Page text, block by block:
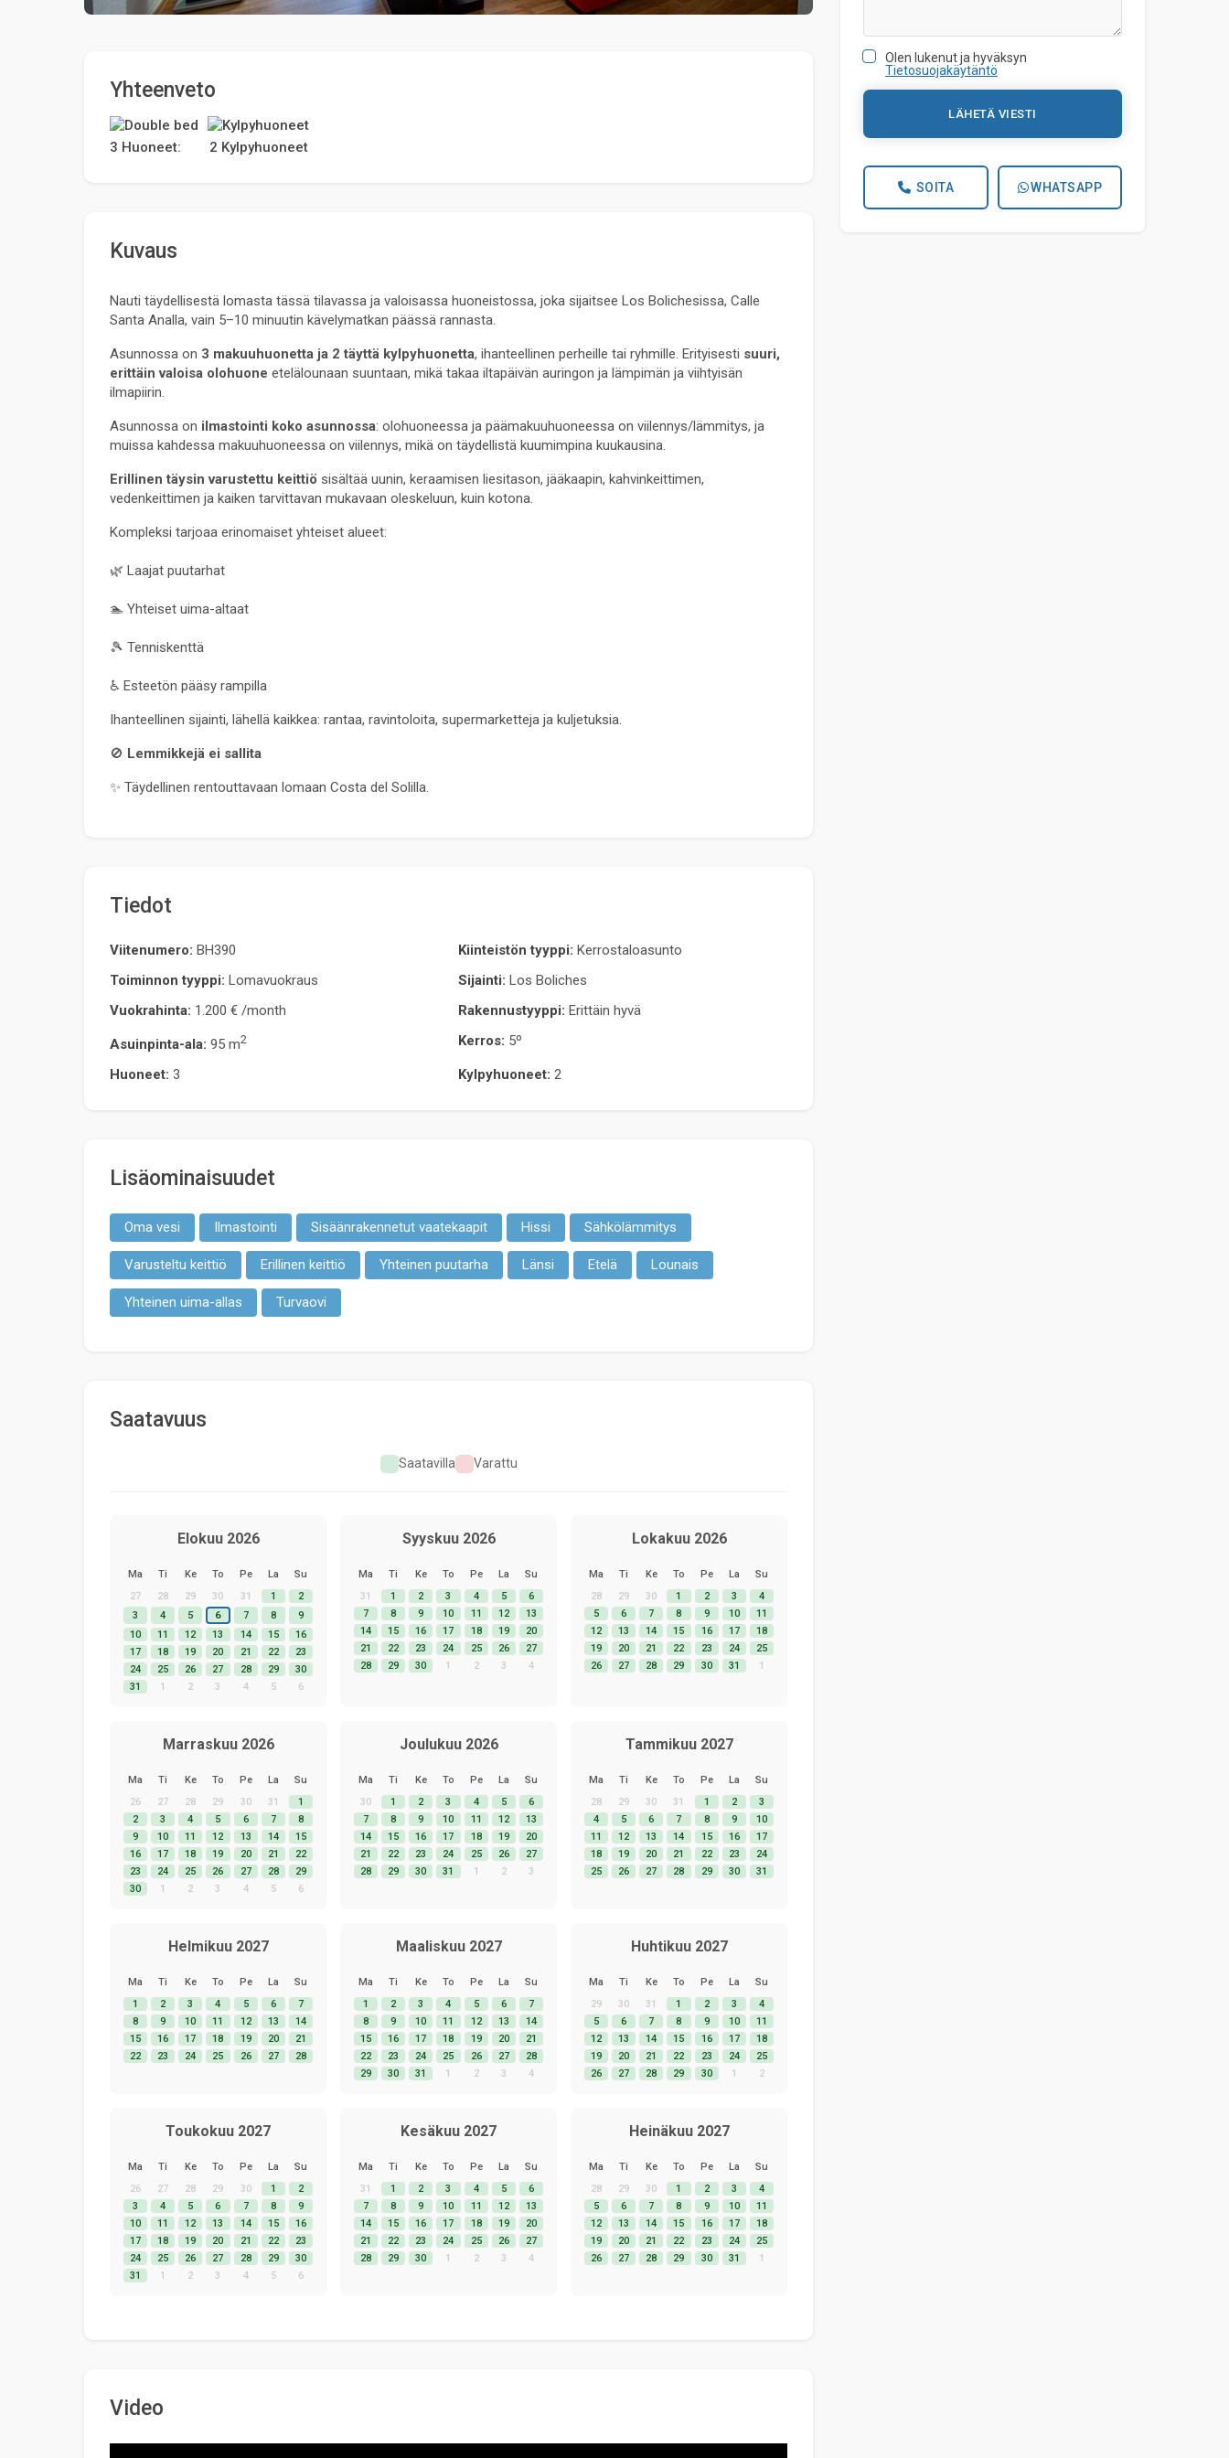
Yhteenveto
3 Huoneet: 2 Kylpyhuoneet
Kuvaus
Nauti täydellisestä lomasta tässä tilavassa ja valoisassa huoneistossa, joka sijaitsee Los Bolichesissa, Calle
Santa Analla, vain 5–10 minuutin kävelymatkan päässä rannasta.
Asunnossa on 3 makuuhuonetta ja 2 täyttä kylpyhuonetta, ihanteellinen perheille tai ryhmille. Erityisesti suuri,
erittäin valoisa olohuone etelälounaan suuntaan, mikä takaa iltapäivän auringon ja lämpimän ja viihtyisän
ilmapiirin.
Asunnossa on ilmastointi koko asunnossa: olohuoneessa ja päämakuuhuoneessa on viilennys/lämmitys, ja
muissa kahdessa makuuhuoneessa on viilennys, mikä on täydellistä kuumimpina kuukausina.
Erillinen täysin varustettu keittiö sisältää uunin, keraamisen liesitason, jääkaapin, kahvinkeittimen,
vedenkeittimen ja kaiken tarvittavan mukavaan oleskeluun, kuin kotona.
Kompleksi tarjoaa erinomaiset yhteiset alueet:
🌿 Laajat puutarhat
🏊 Yhteiset uima-altaat
🎾 Tenniskenttä
♿ Esteetön pääsy rampilla
Ihanteellinen sijainti, lähellä kaikkea: rantaa, ravintoloita, supermarketteja ja kuljetuksia.
🚫 Lemmikkejä ei sallita
✨ Täydellinen rentouttavaan lomaan Costa del Solilla.
Tiedot
Viitenumero: BH390 Kiinteistön tyyppi: Kerrostaloasunto
Toiminnon tyyppi: Lomavuokraus Sijainti: Los Boliches
Vuokrahinta: 1.200 € /month Rakennustyyppi: Erittäin hyvä
Asuinpinta-ala: 95 m2 Kerros: 5º
Huoneet: 3 Kylpyhuoneet: 2
Lisäominaisuudet
Oma vesi Ilmastointi Sisäänrakennetut vaatekaapit Hissi Sähkölämmitys
Varusteltu keittiö Erillinen keittiö Yhteinen puutarha Länsi Etelä Lounais
Yhteinen uima-allas Turvaovi
Saatavuus
Saatavilla Varattu
Elokuu 2026
Ma Ti Ke To Pe La
Su
27
28 29 30 31 1
2
3
4 5 6 7 8
9
10
11 12 13 14 15
16
17
18 19 20 21 22
23
24
25 26 27 28 29
30
31
1 2 3 4 5 6
Syyskuu 2026
Ma Ti Ke To Pe La
Su
31
1 2 3 4 5
6
7
8 9 10 11 12
13
14
15 16 17 18 19
20
21
22 23 24 25 26
27
28
29 30 1 2 3 4
Lokakuu 2026
Ma Ti Ke To Pe La
Su
28
29 30 1 2 3
4
5
6 7 8 9 10
11
12
13 14 15 16 17
18
19
20 21 22 23 24
25
26
27 28 29 30 31 1
Marraskuu 2026
Ma Ti Ke To Pe La
Su
26
27 28 29 30 31
1
2
3 4 5 6 7
8
9
10 11 12 13 14
15
16
17 18 19 20 21
22
23
24 25 26 27 28
29
30
1 2 3 4 5 6
Joulukuu 2026
Ma Ti Ke To Pe La
Su
30
1 2 3 4 5
6
7
8 9 10 11 12
13
14
15 16 17 18 19
20
21
22 23 24 25 26
27
28
29 30 31 1 2 3
Tammikuu 2027
Ma Ti Ke To Pe La
Su
28
29 30 31 1 2
3
4
5 6 7 8 9
10
11
12 13 14 15 16
17
18
19 20 21 22 23
24
25
26 27 28 29 30 31
Helmikuu 2027
Ma Ti Ke To Pe La
Su
1
2 3 4 5 6
7
8
9 10 11 12 13
14
15
16 17 18 19 20
21
22
23 24 25 26 27 28
Maaliskuu 2027
Ma Ti Ke To Pe La
Su
1
2 3 4 5 6
7
8
9 10 11 12 13
14
15
16 17 18 19 20
21
22
23 24 25 26 27
28
29
30 31 1 2 3 4
Huhtikuu 2027
Ma Ti Ke To Pe La
Su
29
30 31 1 2 3
4
5
6 7 8 9 10
11
12
13 14 15 16 17
18
19
20 21 22 23 24
25
26
27 28 29 30 1 2
Toukokuu 2027
Ma Ti Ke To Pe La
Su
26
27 28 29 30 1
2
3
4 5 6 7 8
9
10
11 12 13 14 15
16
17
18 19 20 21 22
23
24
25 26 27 28 29
30
31
1 2 3 4 5 6
Kesäkuu 2027
Ma Ti Ke To Pe La
Su
31
1 2 3 4 5
6
7
8 9 10 11 12
13
14
15 16 17 18 19
20
21
22 23 24 25 26
27
28
29 30 1 2 3 4
Heinäkuu 2027
Ma Ti Ke To Pe La
Su
28
29 30 1 2 3
4
5
6 7 8 9 10
11
12
13 14 15 16 17
18
19
20 21 22 23 24
25
26
27 28 29 30 31 1
Video
Olen lukenut ja hyväksyn
Tietosuojakäytäntö
LÄHETÄ VIESTI
SOITA WHATSAPP